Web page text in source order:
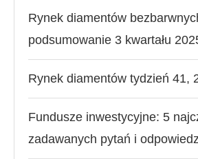
Rynek diamentów
podsumowanie 3 kwartału
Rynek diamentów tydzień 41,
Fundusze inwestycyjne: 5
zadawanych pytań i